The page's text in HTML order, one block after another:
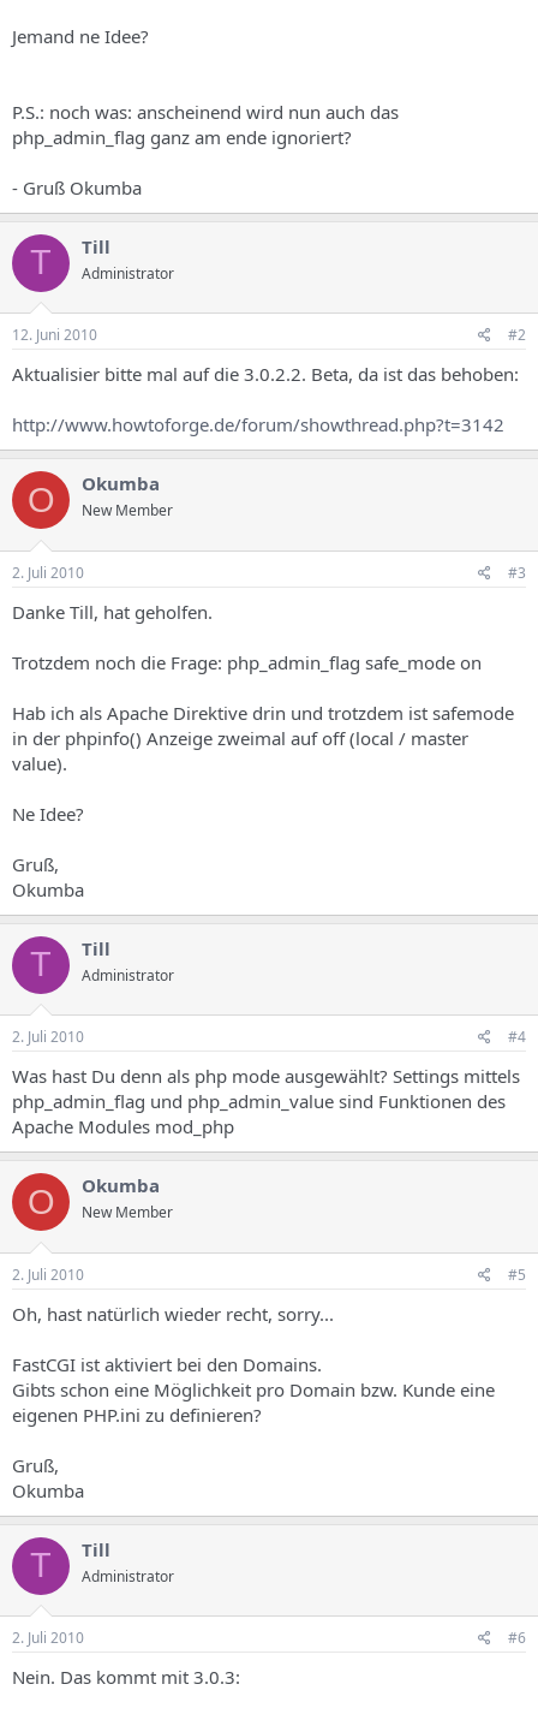
Jemand ne Idee?
P.S.: noch was: anscheinend wird nun auch das
php_admin_flag ganz am ende ignoriert?
- Gruß Okumba
T Till
Administrator
12. Juni 2010 #2
Aktualisier bitte mal auf die 3.0.2.2. Beta, da ist das behoben:
http://www.howtoforge.de/forum/showthread.php?t=3142
O Okumba
New Member
2. Juli 2010 #3
Danke Till, hat geholfen.
Trotzdem noch die Frage: php_admin_flag safe_mode on
Hab ich als Apache Direktive drin und trotzdem ist safemode
in der phpinfo() Anzeige zweimal auf off (local / master
value).
Ne Idee?
Gruß,
Okumba
T Till
Administrator
2. Juli 2010 #4
Was hast Du denn als php mode ausgewählt? Settings mittels
php_admin_flag und php_admin_value sind Funktionen des
Apache Modules mod_php
O Okumba
New Member
2. Juli 2010 #5
Oh, hast natürlich wieder recht, sorry...
FastCGI ist aktiviert bei den Domains.
Gibts schon eine Möglichkeit pro Domain bzw. Kunde eine
eigenen PHP.ini zu definieren?
Gruß,
Okumba
T Till
Administrator
2. Juli 2010 #6
Nein. Das kommt mit 3.0.3: